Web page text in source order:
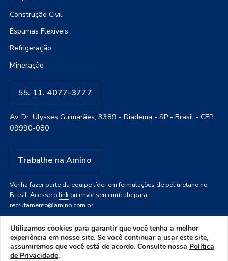
Construção Civil
Espumas Flexíveis
Refrigeração
Mineração
55. 11. 4077-3777
Av. Dr. Ulysses Guimarães, 3389 - Diadema - SP - Brasil - CEP
09990-080
Trabalhe na Amino
Venha fazer parte da equipe líder em formulações de poliuretano no
Brasil. Acesse olink ou envie seu currículo para
recrutamento@amino.com.br
Utilizamos cookies para garantir que você tenha a melhor
experiência em nosso site. Se você continuar a usar este site,
assumiremos que você está de acordo. Consulte nossa Política
de Privacidade.